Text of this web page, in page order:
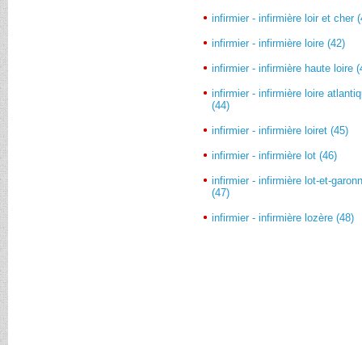
infirmier - infirmière loir et cher
infirmier - infirmière loire (42)
infirmier - infirmière haute loire
infirmier - infirmière loire
(44)
infirmier - infirmière loiret (45)
infirmier - infirmière lot (46)
infirmier - infirmière lot-et-
(47)
infirmier - infirmière lozère (48)